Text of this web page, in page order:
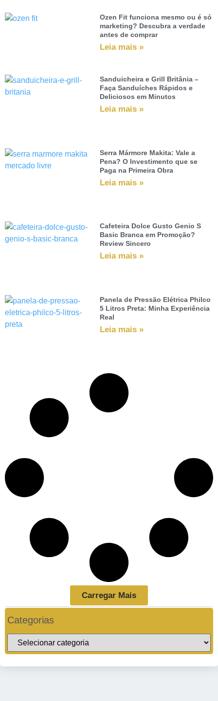
Ozen Fit funciona mesmo ou é só
marketing? Descubra a verdade
antes de comprar
Leia mais »
Sanduicheira e Grill Britânia –
Faça Sanduíches Rápidos e
Deliciosos em Minutos
Leia mais »
Serra Mármore Makita: Vale a
Pena? O Investimento que se
Paga na Primeira Obra
Leia mais »
Cafeteira Dolce Gusto Genio S
Basic Branca em Promoção?
Review Sincero
Leia mais »
Panela de Pressão Elétrica Philco
5 Litros Preta: Minha Experiência
Real
Leia mais »
Carregar Mais
Categorias